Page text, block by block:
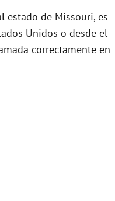
estado de Missouri, es
Unidos o desde el
correctamente en